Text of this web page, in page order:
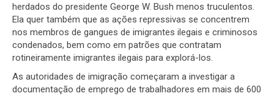
herdados do presidente George W. Bush menos truculentos.
Ela quer também que as ações repressivas se concentrem
nos membros de gangues de imigrantes ilegais e criminosos
condenados, bem como em patrões que contratam
rotineiramente imigrantes ilegais para explorá-los.
As autoridades de imigração começaram a investigar a
documentação de emprego de trabalhadores em mais de 600